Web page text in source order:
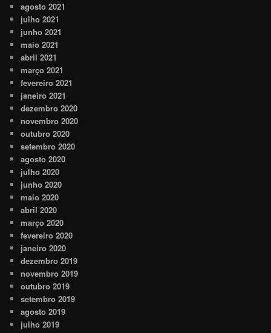
agosto 2021
julho 2021
junho 2021
maio 2021
abril 2021
março 2021
fevereiro 2021
janeiro 2021
dezembro 2020
novembro 2020
outubro 2020
setembro 2020
agosto 2020
julho 2020
junho 2020
maio 2020
abril 2020
março 2020
fevereiro 2020
janeiro 2020
dezembro 2019
novembro 2019
outubro 2019
setembro 2019
agosto 2019
julho 2019